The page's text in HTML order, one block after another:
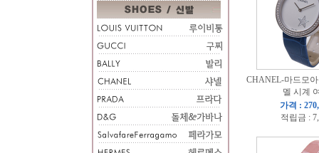
CHANEL-마드모
멜 시계
가격 :
적립금 :